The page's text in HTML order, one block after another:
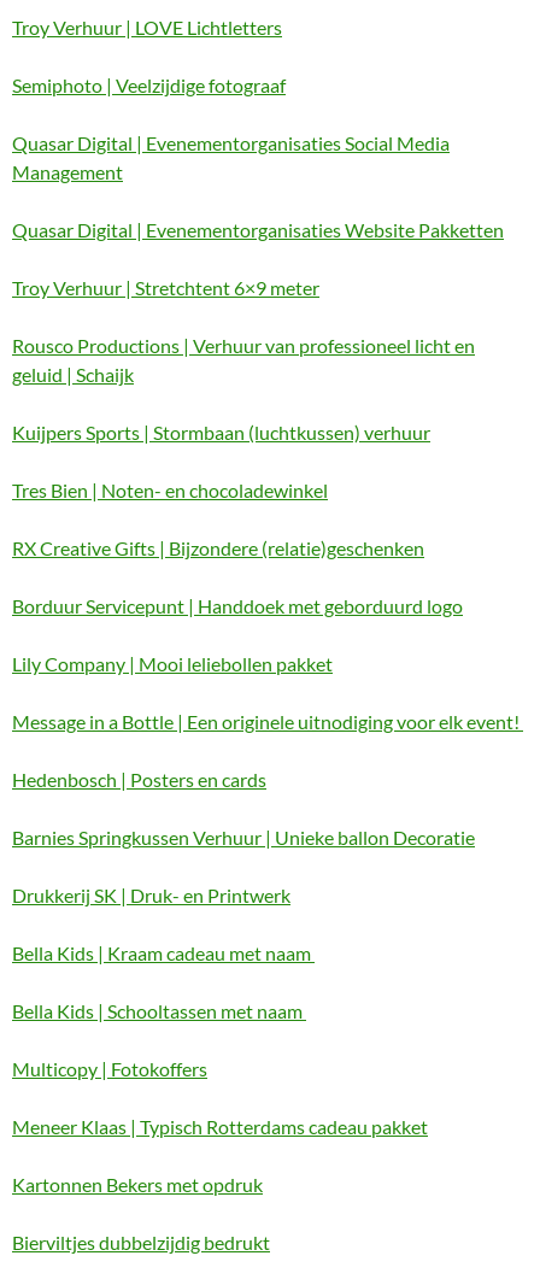
Troy Verhuur | LOVE Lichtletters
Semiphoto | Veelzijdige fotograaf
Quasar Digital | Evenementorganisaties Social Media
Management
Quasar Digital | Evenementorganisaties Website Pakketten
Troy Verhuur | Stretchtent 6×9 meter
Rousco Productions | Verhuur van professioneel licht en
geluid | Schaijk
Kuijpers Sports | Stormbaan (luchtkussen) verhuur
Tres Bien | Noten- en chocoladewinkel
RX Creative Gifts | Bijzondere (relatie)geschenken
Borduur Servicepunt | Handdoek met geborduurd logo
Lily Company | Mooi leliebollen pakket
Message in a Bottle | Een originele uitnodiging voor elk event!
Hedenbosch | Posters en cards
Barnies Springkussen Verhuur | Unieke ballon Decoratie
Drukkerij SK | Druk- en Printwerk
Bella Kids | Kraam cadeau met naam
Bella Kids | Schooltassen met naam
Multicopy | Fotokoffers
Meneer Klaas | Typisch Rotterdams cadeau pakket
Kartonnen Bekers met opdruk
Bierviltjes dubbelzijdig bedrukt